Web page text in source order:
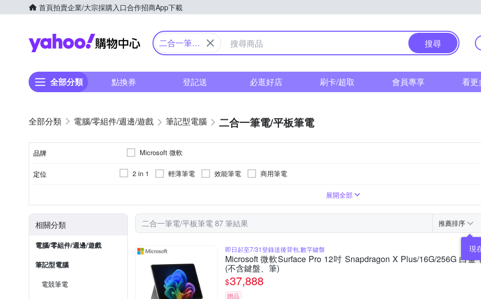
首頁拍賣企業/大宗採購入口合作招商App下載
Yahoo購物中心
二合一筆電/
搜尋
全部分類 點換券 登記送 必逛好店 刷卡/超取 會員專享 看更
電腦/零組件/週邊/遊戲 筆記型電腦 二合一筆電/平板筆電
品牌 Microsoft 微軟
定位 2 in 1 輕薄筆電 效能筆電 商用筆電
Qualcomm Adreno X2-45 GPU
128GBCore Ultra 5
展開全部
相關分類
電腦/零組件/週邊/遊戲
筆記型電腦
電競筆電
二合一筆電/平板筆電 87 筆結果 推薦排序
即日起至7/31登錄送後背包,數字鍵盤
Microsoft 微軟Surface Pro 12吋 Snapdragon X Plus/16G/256G 白
(不含鍵盤、筆)
$37,888
贈品